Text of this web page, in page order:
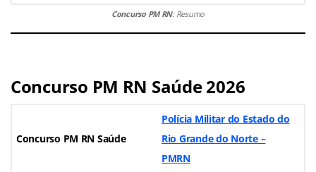
Concurso PM RN: Resumo
Concurso PM RN Saúde 2026
Concurso PM RN Saúde
Polícia Militar do Estado do
Rio Grande do Norte –
PMRN